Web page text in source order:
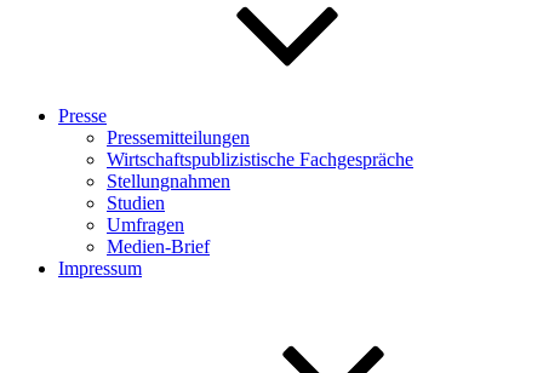
Presse
Pressemitteilungen
Wirtschaftspublizistische Fachgespräche
Stellungnahmen
Studien
Umfragen
Medien-Brief
Impressum